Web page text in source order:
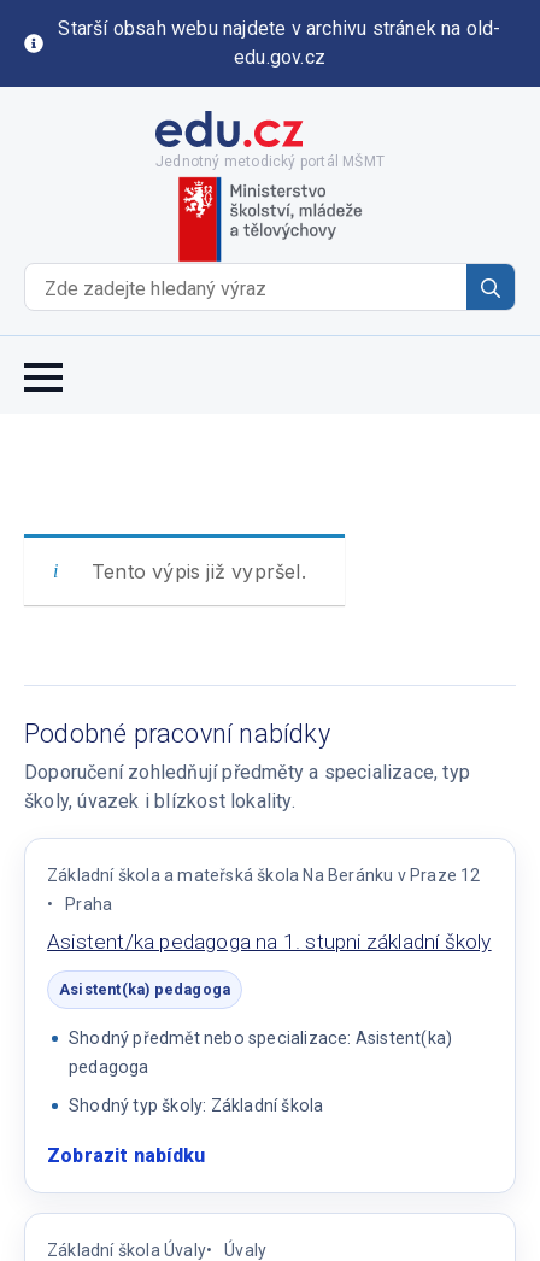
Starší obsah webu najdete v archivu stránek na old-
edu.gov.cz
Jednotný metodický portál MŠMT
for:
Tento výpis již vypršel.
Podobné pracovní nabídky
Doporučení zohledňují předměty a specializace, typ
školy, úvazek i blízkost lokality.
Základní škola a mateřská škola Na Beránku v Praze 12
Praha
Asistent/ka pedagoga na 1. stupni základní školy
Asistent(ka) pedagoga
Shodný předmět nebo specializace: Asistent(ka)
pedagoga
Shodný typ školy: Základní škola
Zobrazit nabídku:
pedagoga
na
Základní škola Úvaly Úvaly